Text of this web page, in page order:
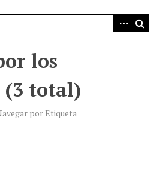
los
(3 total)
por Etiqueta